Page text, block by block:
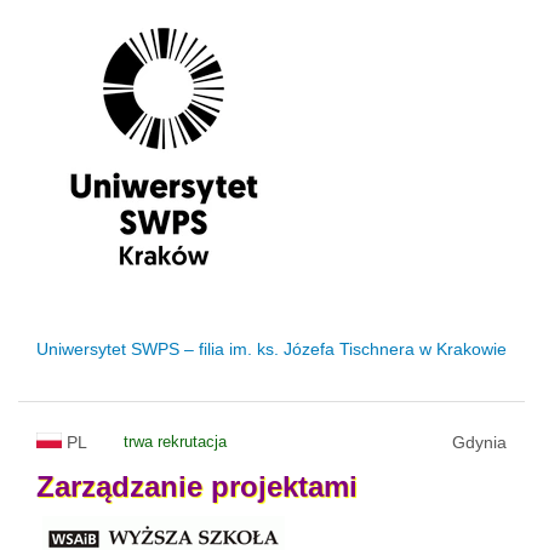
Uniwersytet SWPS – filia im. ks. Józefa Tischnera w Krakowie
PL trwa rekrutacja Gdynia
Zarządzanie projektami